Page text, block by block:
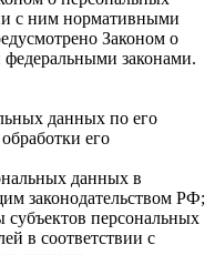
с ним нормативными
Законом о
законами.
данных по его
его
данных в
законодательством РФ;
персональных
в соответствии с